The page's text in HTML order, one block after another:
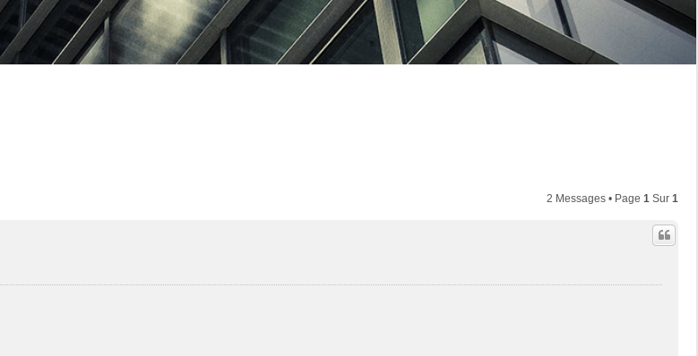
2 Messages • Page 1 Sur 1